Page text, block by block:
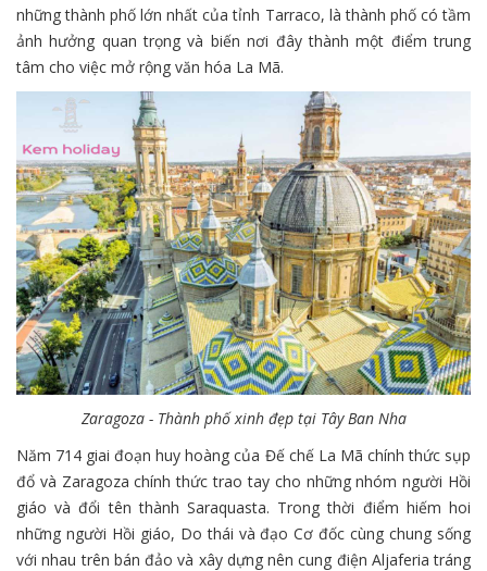
những thành phố lớn nhất của tỉnh Tarraco, là thành phố có tầm
ảnh hưởng quan trọng và biến nơi đây thành một điểm trung
tâm cho việc mở rộng văn hóa La Mã.
Zaragoza - Thành phố xinh đẹp tại Tây Ban Nha
Năm 714 giai đoạn huy hoàng của Đế chế La Mã chính thức sụp
đổ và Zaragoza chính thức trao tay cho những nhóm người Hồi
giáo và đổi tên thành Saraquasta. Trong thời điểm hiếm hoi
những người Hồi giáo, Do thái và đạo Cơ đốc cùng chung sống
với nhau trên bán đảo và xây dựng nên cung điện Aljaferia tráng